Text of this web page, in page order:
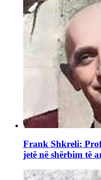
Frank Shkreli:
jetë në shërbim të